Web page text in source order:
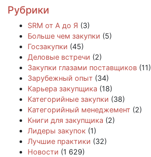
Рубрики
SRM от А до Я (3)
Больше чем закупки (5)
Госзакупки (45)
Деловые встречи (2)
Закупки глазами поставщиков (11)
Зарубежный опыт (34)
Карьера закупщика (18)
Категорийные закупки (38)
Категорийный менеджемент (2)
Книги для закупщика (2)
Лидеры закупок (1)
Лучшие практики (32)
Новости (1 629)